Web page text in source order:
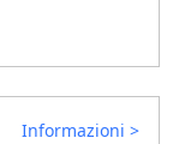
Informazioni >